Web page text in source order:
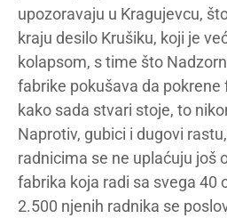
upozoravaju u Kragujevcu,
kraju desilo Krušiku, koji je
kolapsom, s time što
fabrike pokušava da pokrene
kako sada stvari stoje, to
Naprotiv, gubici i dugovi
radnicima se ne uplaćuju još
fabrika koja radi sa svega 40
2.500 njenih radnika se